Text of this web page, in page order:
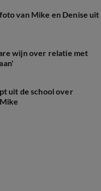
van Mike en Denise uit
wijn over relatie met
uit de school over